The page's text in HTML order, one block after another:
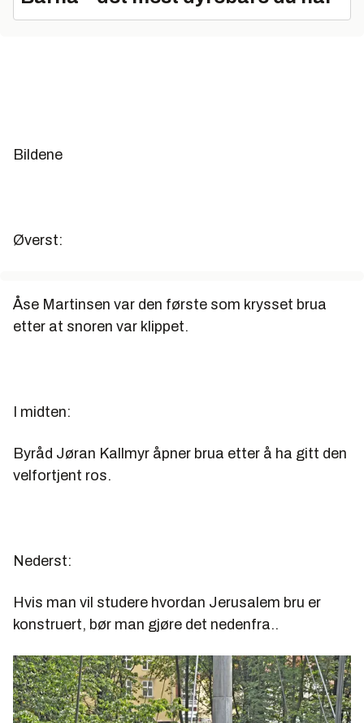
Bildene
Øverst:
Åse Martinsen var den første som krysset brua
etter at snoren var klippet.
I midten:
Byråd Jøran Kallmyr åpner brua etter å ha gitt den
velfortjent ros.
Nederst:
Hvis man vil studere hvordan Jerusalem bru er
konstruert, bør man gjøre det nedenfra..